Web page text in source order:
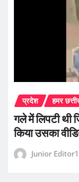
प्रदेश हमर
गले में लिपटी थी
किया उसका
Junior Editor1